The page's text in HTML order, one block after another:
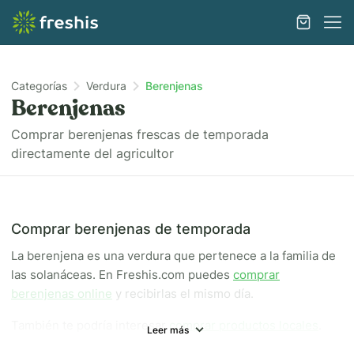
Categorías Verdura Berenjenas
Berenjenas
Comprar berenjenas frescas de temporada
directamente del agricultor
Comprar berenjenas de temporada
La berenjena es una verdura que pertenece a la familia de
las solanáceas. En Freshis.com puedes comprar
berenjenas online y recibirlas el mismo día.
También te podría interesarcomprar productos locales
Leer más